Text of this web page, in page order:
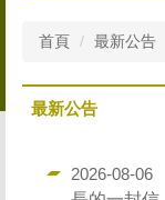
服務內容
首頁 最新公告
最新公告
2026-08-06